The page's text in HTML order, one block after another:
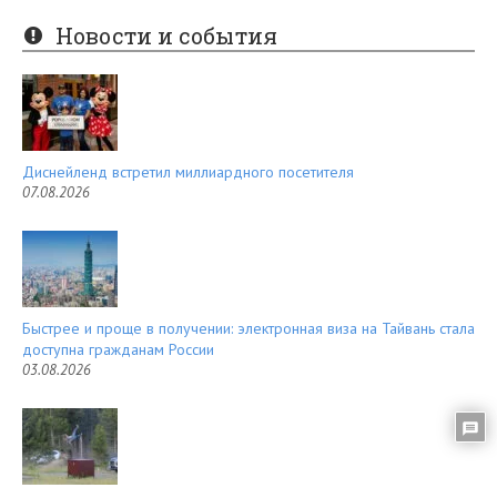
er
es
t
e
d
Новости и события
Диснейленд встретил миллиардного посетителя
07.08.2026
Быстрее и проще в получении: электронная виза на Тайвань стала
доступна гражданам России
03.08.2026